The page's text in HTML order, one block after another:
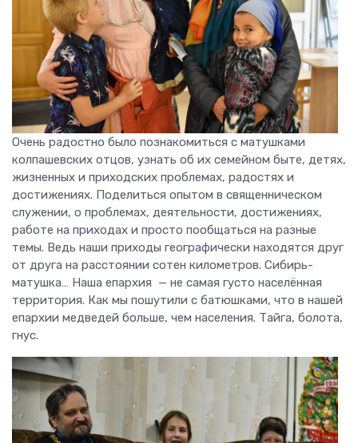
Очень радостно было познакомиться с матушками
колпашевских отцов, узнать об их семейном быте, детях,
жизненных и приходских проблемах, радостях и
достижениях. Поделиться опытом в священническом
служении, о проблемах, деятельности, достижениях,
работе на приходах и просто пообщаться на разные
темы. Ведь наши приходы географически находятся друг
от друга на расстоянии сотен километров. Сибирь-
матушка… Наша епархия — не самая густо населённая
территория. Как мы пошутили с батюшками, что в нашей
епархии медведей больше, чем населения. Тайга, болота,
гнус.